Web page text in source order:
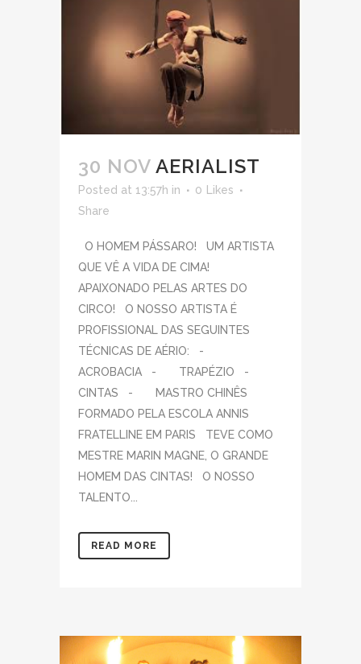
30 NOV AERIALIST
Posted at 13:57h in 0
Likes
Share
O HOMEM PÁSSARO! UM ARTISTA
QUE VÊ A VIDA DE CIMA!
APAIXONADO PELAS ARTES DO
CIRCO! O NOSSO ARTISTA É
PROFISSIONAL DAS SEGUINTES
TÉCNICAS DE AÉRIO: -
ACROBACIA - TRAPÉZIO -
CINTAS - MASTRO CHINÊS
FORMADO PELA ESCOLA ANNIS
FRATELLINE EM PARIS TEVE COMO
MESTRE MARIN MAGNE, O GRANDE
HOMEM DAS CINTAS! O NOSSO
TALENTO...
READ MORE